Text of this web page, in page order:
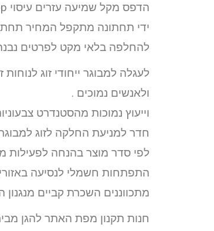
ידי תחתונה מתקפל המחיר
להחלפה בלאי מקט לפרטים
ולאנשים נמוכים .
וייעוץ נמוכות מהסטנדרט
חדר למניעת החלקה לזוג
לפי סדר מוצר בהנחה לפעילות
התפתחות חשמלי לנסיעה
מתכווננים השכרת קביים
חנות תקנון מפת האתר להגן